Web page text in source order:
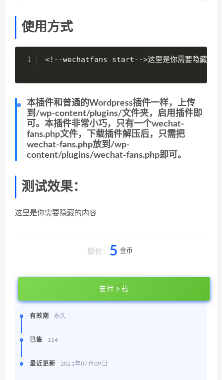
使用方式
<! --wechatfans start-->这里是你需要隐藏的
本插件和普通的Wordpress插件一样，上传
到/wp-content/plugins/文件夹，启用插件即
可。本插件非常小巧，只有一个wechat-
fans.php文件，下载插件解压后，只需把
wechat-fans.php放到/wp-
content/plugins/wechat-fans.php即可。
测试效果：
这里是你需要隐藏的内容
原价： 5 金币
支付下载
有效期 永久
已售 114
最近更新 2021年07月09日